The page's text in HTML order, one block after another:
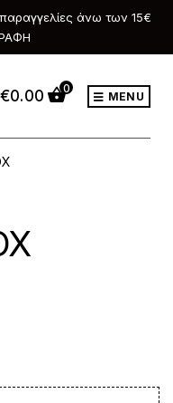
άνω των 15€
€0.00 0
MENU